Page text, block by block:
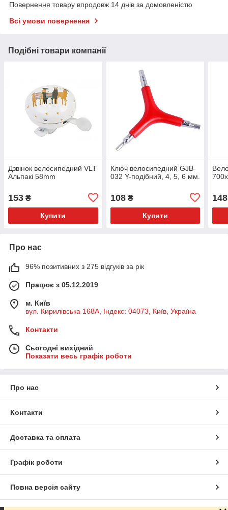
Повернення товару впродовж 14 днів за домовленістю
Всі умови повернення
Подібні товари компанії
Дзвінок велосипедний VLT
Альпакі 58mm
153 ₴
Купити
Ключ велосипедний GJB-
032 Y-подібний, 4, 5, 6 мм.
108₴
Купити
148
Про нас
96% позитивних з 275 відгуків за рік
Працює з 05.12.2019
м. Київ
вул. Кирилівська 168A, Індекс: 04073, Київ, Україна
Контакти
Сьогодні вихідний
Показати весь графік роботи
Про нас
Контакти
Доставка та оплата
Графік роботи
Повна версія сайту